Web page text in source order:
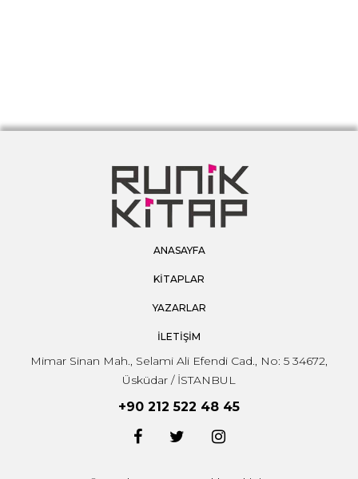
ANASAYFA
KİTAPLAR
YAZARLAR
İLETİŞİM
Mimar Sinan Mah., Selami Ali Efendi Cad., No: 5 34672,
Üsküdar / İSTANBUL
+90 212 522 48 45